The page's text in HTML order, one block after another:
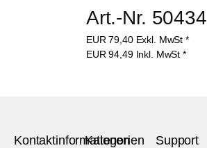
Art.-Nr. 50434
EUR79,40 Exkl. MwSt *
EUR94,49 Inkl. MwSt *
Kontaktinformationen
Kategorien Support